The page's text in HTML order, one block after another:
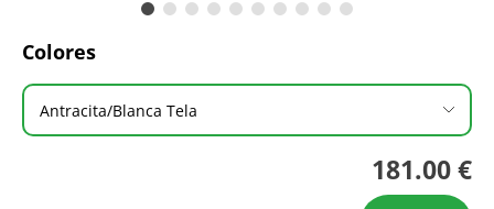
181.00 €
Colores
Antracita/Blanca Tela